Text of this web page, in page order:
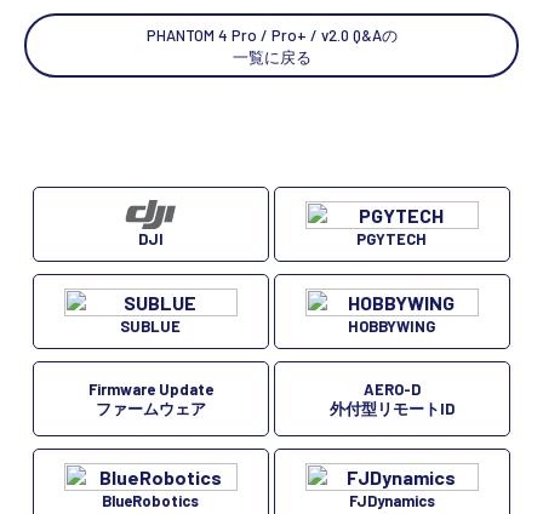
PHANTOM 4 Pro / Pro+ / v2.0 Q&Aの
一覧に戻る
DJI PGYTECH
SUBLUE HOBBYWING
Firmware Update
ファームウェア
AERO-D
外付型リモートID
BlueRobotics FJDynamics